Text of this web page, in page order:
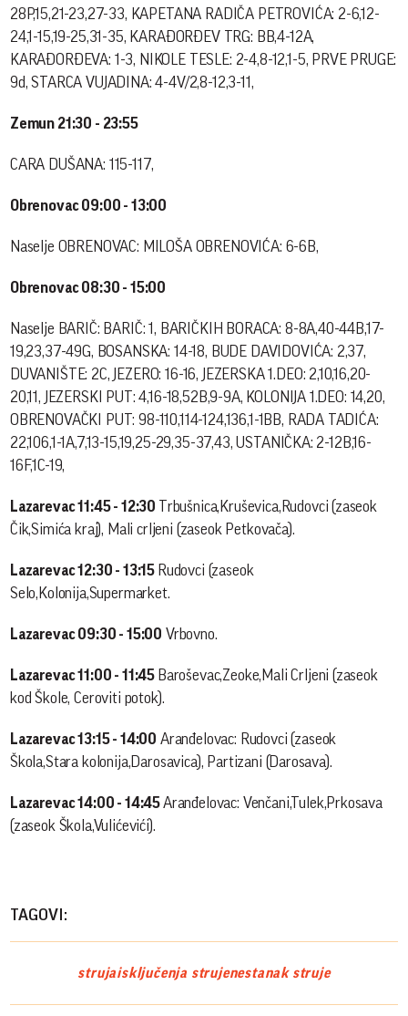
28P,15,21-23,27-33, KAPETANA RADIČA PETROVIĆA: 2-6,12-
24,1-15,19-25,31-35, KARAĐORĐEV TRG: BB,4-12A,
KARAĐORĐEVA: 1-3, NIKOLE TESLE: 2-4,8-12,1-5, PRVE PRUGE:
9d, STARCA VUJADINA: 4-4V/2,8-12,3-11,
Zemun 21:30 - 23:55
CARA DUŠANA: 115-117,
Obrenovac 09:00 - 13:00
Naselje OBRENOVAC: MILOŠA OBRENOVIĆA: 6-6B,
Obrenovac 08:30 - 15:00
Naselje BARIČ: BARIČ: 1, BARIČKIH BORACA: 8-8A,40-44B,17-
19,23,37-49G, BOSANSKA: 14-18, BUDE DAVIDOVIĆA: 2,37,
DUVANIŠTE: 2C, JEZERO: 16-16, JEZERSKA 1.DEO: 2,10,16,20-
20,11, JEZERSKI PUT: 4,16-18,52B,9-9A, KOLONIJA 1.DEO: 14,20,
OBRENOVAČKI PUT: 98-110,114-124,136,1-1BB, RADA TADIĆA:
22,106,1-1A,7,13-15,19,25-29,35-37,43, USTANIČKA: 2-12B,16-
16F,1C-19,
Lazarevac 11:45 - 12:30
Trbušnica,Kruševica,Rudovci (zaseok
Čik,Simića kraj), Mali crljeni (zaseok Petkovača).
Lazarevac 12:30 - 13:15 Rudovci (zaseok
Selo,Kolonija,Supermarket.
Lazarevac 09:30 - 15:00 Vrbovno.
Lazarevac 11:00 - 11:45 Baroševac,Zeoke,Mali Crljeni (zaseok
kod Škole, Ceroviti potok).
Lazarevac 13:15 - 14:00 Aranđelovac: Rudovci (zaseok
Škola,Stara kolonija,Darosavica), Partizani (Darosava).
Lazarevac 14:00 - 14:45Aranđelovac: Venčani,Tulek,Prkosava
(zaseok Škola,Vulićevići).
TAGOVI:
strujaisključenja strujenestanak struje